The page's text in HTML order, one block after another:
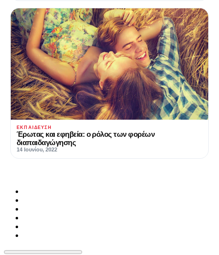
ΕΚΠΑΊΔΕΥΣΗ
Έρωτας και εφηβεία: ο ρόλος των φορέων
διαπαιδαγώγησης
14 Ιουνίου, 2022